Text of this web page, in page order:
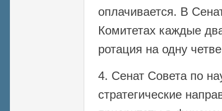
оплачивается. В
Комитетах каждые
ротация на одну
4. Сенат Совета по
стратегические